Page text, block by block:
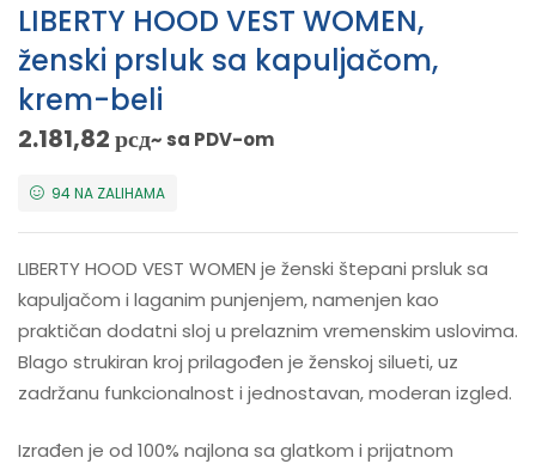
LIBERTY HOOD VEST WOMEN,
ženski prsluk sa kapuljačom,
krem-beli
2.181,82рсд~ sa PDV-om
94 NA ZALIHAMA
LIBERTY HOOD VEST WOMEN je ženski štepani prsluk sa
kapuljačom i laganim punjenjem, namenjen kao
praktičan dodatni sloj u prelaznim vremenskim uslovima.
Blago strukiran kroj prilagođen je ženskoj silueti, uz
zadržanu funkcionalnost i jednostavan, moderan izgled.
Izrađen je od 100% najlona sa glatkom i prijatnom